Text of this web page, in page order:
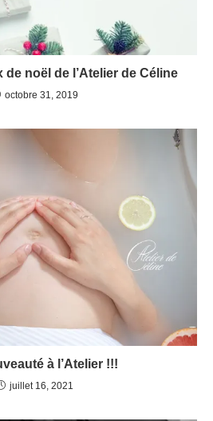
de noël de l’Atelier de Céline
octobre 31, 2019
à l’Atelier !!!
juillet 16, 2021